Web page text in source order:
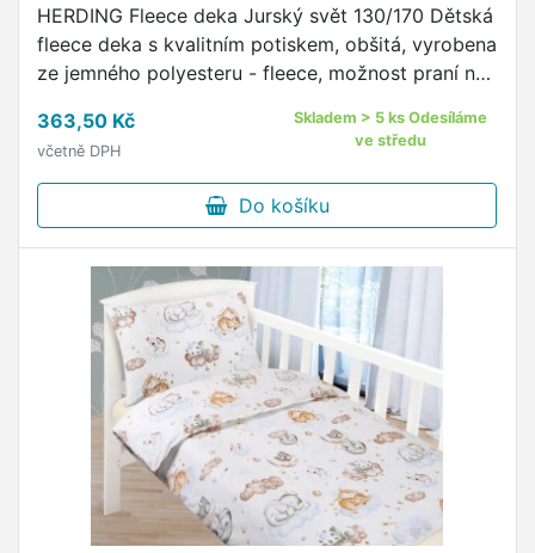
HERDING Fleece deka Jurský svět 130/170 Dětská
fleece deka s kvalitním potiskem, obšitá, vyrobena
ze jemného polyesteru - fleece, možnost praní na
cm
363,50 Kč
včetně DPH
Skladem > 5 ks Odesíláme
ve středu
Do košíku